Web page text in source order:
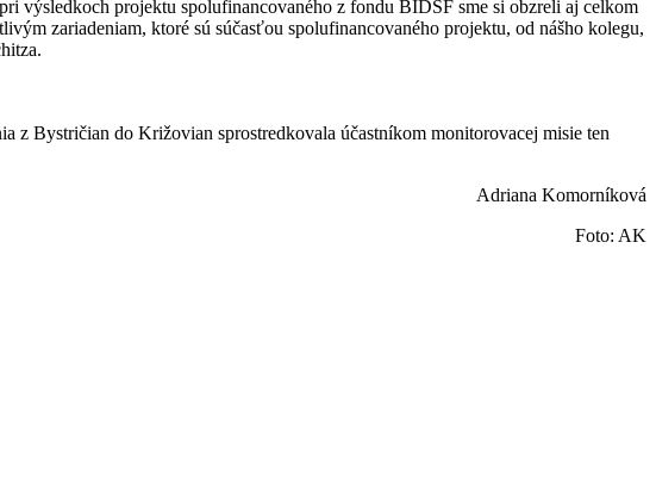
výsledkoch projektu spolufinancovaného z fondu BIDSF sme si obzreli aj celkom
zariadeniam, ktoré sú súčasťou spolufinancovaného projektu, od nášho kolegu,
z Bystričian do Križovian sprostredkovala účastníkom monitorovacej misie ten
Adriana Komorníková
Foto: AK